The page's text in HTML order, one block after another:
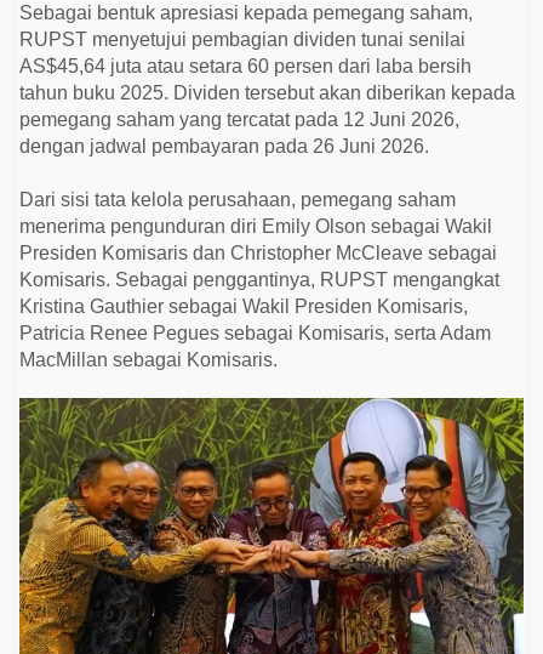
Sebagai bentuk apresiasi kepada pemegang saham,
RUPST menyetujui pembagian dividen tunai senilai
AS$45,64 juta atau setara 60 persen dari laba bersih
tahun buku 2025. Dividen tersebut akan diberikan kepada
pemegang saham yang tercatat pada 12 Juni 2026,
dengan jadwal pembayaran pada 26 Juni 2026.
Dari sisi tata kelola perusahaan, pemegang saham
menerima pengunduran diri Emily Olson sebagai Wakil
Presiden Komisaris dan Christopher McCleave sebagai
Komisaris. Sebagai penggantinya, RUPST mengangkat
Kristina Gauthier sebagai Wakil Presiden Komisaris,
Patricia Renee Pegues sebagai Komisaris, serta Adam
MacMillan sebagai Komisaris.